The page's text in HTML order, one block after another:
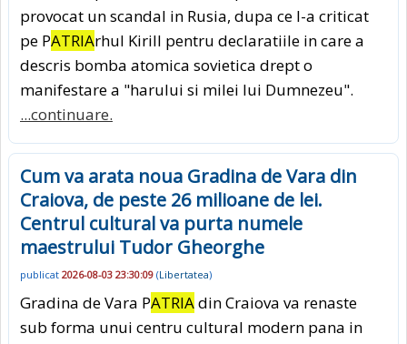
provocat un scandal in Rusia, dupa ce l-a criticat
pe PATRIArhul Kirill pentru declaratiile in care a
descris bomba atomica sovietica drept o
manifestare a "harului si milei lui Dumnezeu".
...continuare.
Cum va arata noua Gradina de Vara din
Craiova, de peste 26 milioane de lei.
Centrul cultural va purta numele
maestrului Tudor Gheorghe
publicat 2026-08-03 23:30:09 (Libertatea)
Gradina de Vara PATRIAdin Craiova va renaste
sub forma unui centru cultural modern pana in